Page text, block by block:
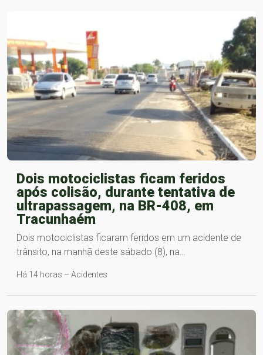
Dois motociclistas ficam feridos
após colisão, durante tentativa de
ultrapassagem, na BR-408, em
Tracunhaém
Dois motociclistas ficaram feridos em um acidente de
trânsito, na manhã deste sábado (8), na…
Há 14 horas – Acidentes